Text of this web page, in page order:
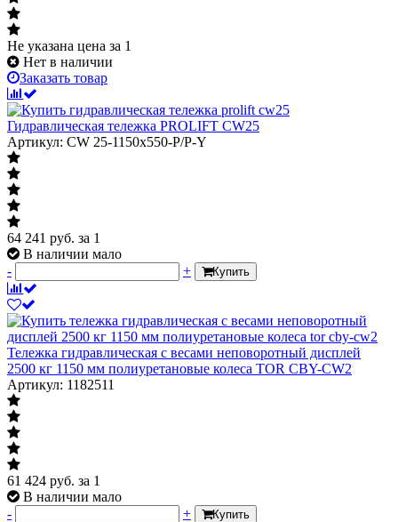
Не указана цена за 1
Нет в наличии
Заказать товар
Гидравлическая тележка PROLIFT CW25
Артикул: CW 25-1150x550-P/P-Y
64 241 руб. за 1
В наличии мало
-
+ Купить
Тележка гидравлическая с весами неповоротный дисплей
2500 кг 1150 мм полиуретановые колеса TOR CBY-CW2
Артикул: 1182511
61 424 руб. за 1
В наличии мало
-
+ Купить